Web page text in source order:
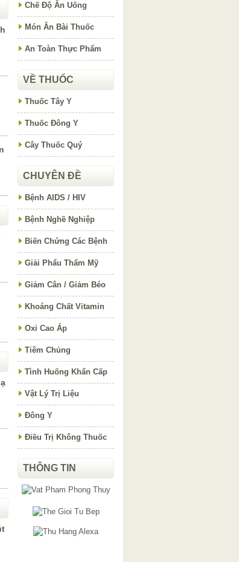
Chế Độ Ăn Uống
Món Ăn Bài Thuốc
An Toàn Thực Phẩm
VỀ THUỐC
Thuốc Tây Y
Thuốc Đông Y
Cây Thuốc Quý
CHUYÊN ĐỀ
Bệnh AIDS / HIV
Bệnh Nghề Nghiệp
Biến Chứng Các Bệnh
Giải Phẩu Thẩm Mỹ
Giảm Cân / Giảm Béo
Khoáng Chất Vitamin
Oxi Cao Áp
Tiêm Chủng
Tình Huống Khẩn Cấp
Vật Lý Trị Liệu
Đông Y
Điều Trị Không Thuốc
THÔNG TIN